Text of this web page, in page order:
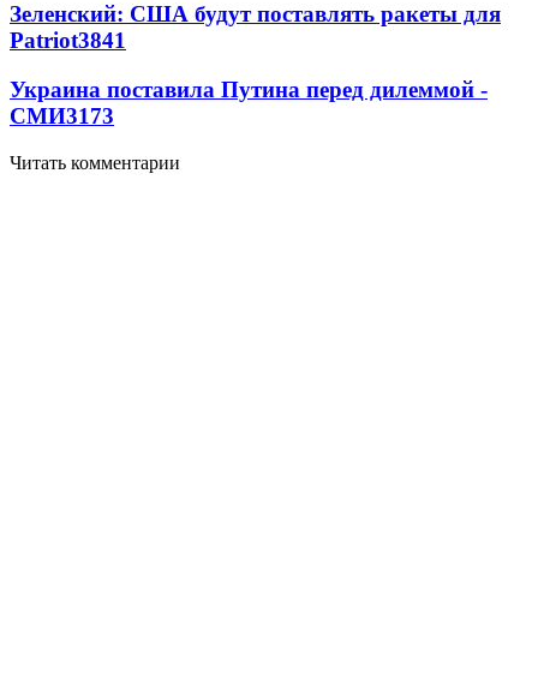
Зеленский: США будут поставлять ракеты для
Patriot3841
Украина поставила Путина перед дилеммой -
СМИ3173
Читать комментарии